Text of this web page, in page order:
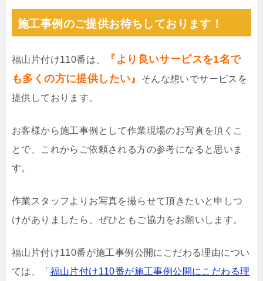
施工事例のご提供お待ちしております！
福山片付け110番は、
『より良いサービスを1名で
も多くの方に提供したい』
そんな想いでサービスを
提供しております。
お客様から施工事例として作業現場のお写真を頂くこ
とで、これからご依頼される方の参考になると思いま
す。
作業スタッフよりお写真を撮らせて頂きたいと申しつ
けがありましたら、ぜひともご協力をお願いします。
福山片付け110番が施工事例公開にこだわる理由につい
ては、「 福山片付け110番が施工事例公開にこだわる理